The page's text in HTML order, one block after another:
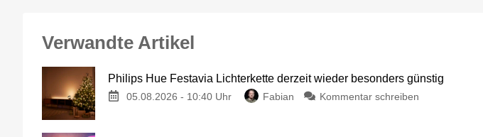
Verwandte Artikel
Philips Hue Festavia Lichterkette derzeit wieder besonders günstig
05.08.2026 - 10:40 Uhr Fabian Kommentar schreiben